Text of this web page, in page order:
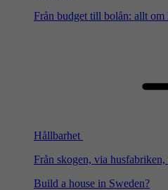
Från budget till bolån: allt om
Hållbarhet
Från skogen, via
Build a house in Sweden?